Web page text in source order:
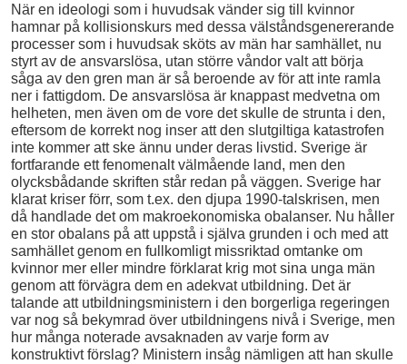
När en ideologi som i huvudsak vänder sig till kvinnor
hamnar på kollisionskurs med dessa välståndsgenererande
processer som i huvudsak sköts av män har samhället, nu
styrt av de ansvarslösa, utan större våndor valt att börja
såga av den gren man är så beroende av för att inte ramla
ner i fattigdom. De ansvarslösa är knappast medvetna om
helheten, men även om de vore det skulle de strunta i den,
eftersom de korrekt nog inser att den slutgiltiga katastrofen
inte kommer att ske ännu under deras livstid. Sverige är
fortfarande ett fenomenalt välmående land, men den
olycksbådande skriften står redan på väggen. Sverige har
klarat kriser förr, som t.ex. den djupa 1990-talskrisen, men
då handlade det om makroekonomiska obalanser. Nu håller
en stor obalans på att uppstå i själva grunden i och med att
samhället genom en fullkomligt missriktad omtanke om
kvinnor mer eller mindre förklarat krig mot sina unga män
genom att förvägra dem en adekvat utbildning. Det är
talande att utbildningsministern i den borgerliga regeringen
var nog så bekymrad över utbildningens nivå i Sverige, men
hur många noterade avsaknaden av varje form av
konstruktivt förslag? Ministern insåg nämligen att han skulle